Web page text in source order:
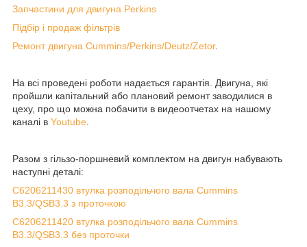
Запчастини для двигуна Perkins
Підбір і продаж фільтрів
Ремонт двигуна Cummins/Perkins/Deutz/Zetor.
На всі проведені роботи надається гарантія. Двигуна, які
пройшли капітальний або плановий ремонт заводилися в
цеху, про що можна побачити в видеоотчетах на нашому
каналі в Youtube.
Разом з гільзо-поршневий комплектом на двигун набувають
наступні деталі:
C6206211430 втулка розподільчого вала Cummins
B3.3/QSB3.3 з проточкою
C6206211420 втулка розподільчого вала Cummins
B3.3/QSB3.3 без проточки